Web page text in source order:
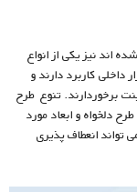
اند نیز یکی از انواع
کاربرد دارند و
برخوردارند. تنوع طرح
دلخواه و ابعاد مورد
انعطاف پذیری